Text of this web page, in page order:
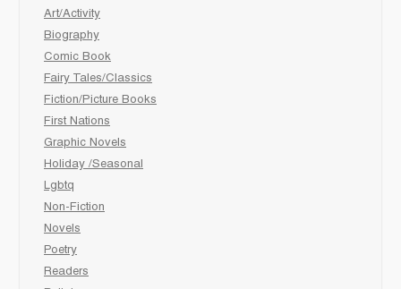
Art/Activity
Biography
Comic Book
Fairy Tales/Classics
Fiction/Picture Books
First Nations
Graphic Novels
Holiday /Seasonal
Lgbtq
Non-Fiction
Novels
Poetry
Readers